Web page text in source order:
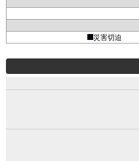
災害切迫